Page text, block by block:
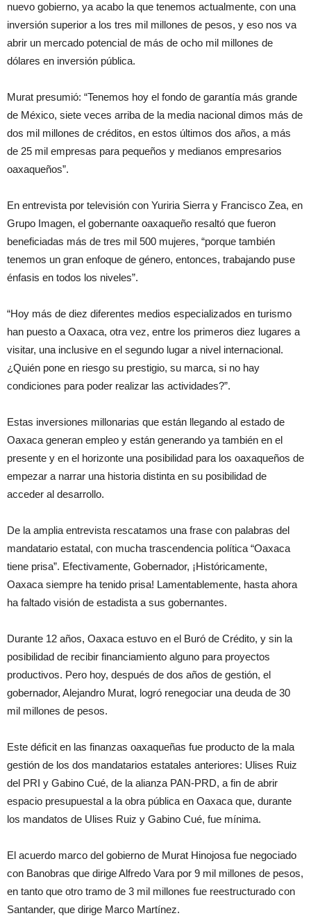
nuevo gobierno, ya acabo la que tenemos actualmente, con una
inversión superior a los tres mil millones de pesos, y eso nos va
abrir un mercado potencial de más de ocho mil millones de
dólares en inversión pública.
Murat presumió: “Tenemos hoy el fondo de garantía más grande
de México, siete veces arriba de la media nacional dimos más de
dos mil millones de créditos, en estos últimos dos años, a más
de 25 mil empresas para pequeños y medianos empresarios
oaxaqueños”.
En entrevista por televisión con Yuriria Sierra y Francisco Zea, en
Grupo Imagen, el gobernante oaxaqueño resaltó que fueron
beneficiadas más de tres mil 500 mujeres, “porque también
tenemos un gran enfoque de género, entonces, trabajando puse
énfasis en todos los niveles”.
“Hoy más de diez diferentes medios especializados en turismo
han puesto a Oaxaca, otra vez, entre los primeros diez lugares a
visitar, una inclusive en el segundo lugar a nivel internacional.
¿Quién pone en riesgo su prestigio, su marca, si no hay
condiciones para poder realizar las actividades?”.
Estas inversiones millonarias que están llegando al estado de
Oaxaca generan empleo y están generando ya también en el
presente y en el horizonte una posibilidad para los oaxaqueños de
empezar a narrar una historia distinta en su posibilidad de
acceder al desarrollo.
De la amplia entrevista rescatamos una frase con palabras del
mandatario estatal, con mucha trascendencia política “Oaxaca
tiene prisa”. Efectivamente, Gobernador, ¡Históricamente,
Oaxaca siempre ha tenido prisa! Lamentablemente, hasta ahora
ha faltado visión de estadista a sus gobernantes.
Durante 12 años, Oaxaca estuvo en el Buró de Crédito, y sin la
posibilidad de recibir financiamiento alguno para proyectos
productivos. Pero hoy, después de dos años de gestión, el
gobernador, Alejandro Murat, logró renegociar una deuda de 30
mil millones de pesos.
Este déficit en las finanzas oaxaqueñas fue producto de la mala
gestión de los dos mandatarios estatales anteriores: Ulises Ruiz
del PRI y Gabino Cué, de la alianza PAN-PRD, a fin de abrir
espacio presupuestal a la obra pública en Oaxaca que, durante
los mandatos de Ulises Ruiz y Gabino Cué, fue mínima.
El acuerdo marco del gobierno de Murat Hinojosa fue negociado
con Banobras que dirige Alfredo Vara por 9 mil millones de pesos,
en tanto que otro tramo de 3 mil millones fue reestructurado con
Santander, que dirige Marco Martínez.